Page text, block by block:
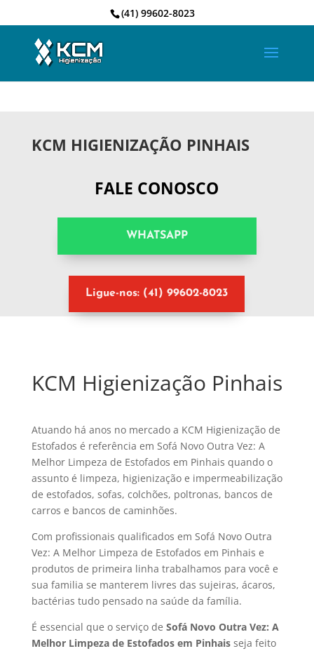
(41) 99602-8023
KCM HIGIENIZAÇÃO PINHAIS
FALE CONOSCO
WHATSAPP
Ligue-nos: (41) 99602-8023
KCM Higienização Pinhais
Atuando há anos no mercado a KCM Higienização de
Estofados é referência em Sofá Novo Outra Vez: A
Melhor Limpeza de Estofados em Pinhais quando o
assunto é limpeza, higienização e impermeabilização
de estofados, sofas, colchões, poltronas, bancos de
carros e bancos de caminhões.
Com profissionais qualificados em Sofá Novo Outra
Vez: A Melhor Limpeza de Estofados em Pinhais e
produtos de primeira linha trabalhamos para você e
sua familia se manterem livres das sujeiras, ácaros,
bactérias tudo pensado na saúde da família.
É essencial que o serviço de Sofá Novo Outra Vez: A
Melhor Limpeza de Estofados em Pinhaisseja feito